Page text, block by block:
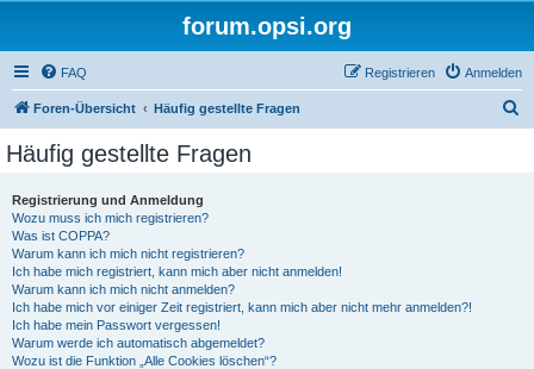
forum.opsi.org
FAQ Anmelden
Registrieren
Foren-Übersicht Häufig gestellte Fragen
Häufig gestellte Fragen
Registrierung und Anmeldung
Wozu muss ich mich registrieren?
Was ist COPPA?
Warum kann ich mich nicht registrieren?
Ich habe mich registriert, kann mich aber nicht anmelden!
Warum kann ich mich nicht anmelden?
Ich habe mich vor einiger Zeit registriert, kann mich aber nicht mehr anmelden?!
Ich habe mein Passwort vergessen!
Warum werde ich automatisch abgemeldet?
Wozu ist die Funktion „Alle Cookies löschen“?